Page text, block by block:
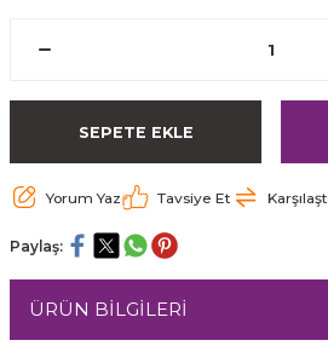
SEPETE EKLE
Yorum Yaz Tavsiye Et
Paylaş:
ÜRÜN BİLGİLERİ